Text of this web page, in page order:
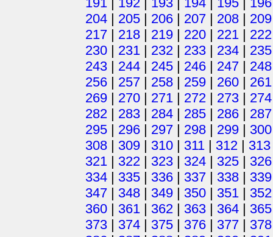
204 | 205 | 206 | 207 | 208 | 209
217 | 218 | 219 | 220 | 221 | 222
230 | 231 | 232 | 233 | 234 | 235
243 | 244 | 245 | 246 | 247 | 248
256 | 257 | 258 | 259 | 260 | 261
269 | 270 | 271 | 272 | 273 | 274
282 | 283 | 284 | 285 | 286 | 287
295 | 296 | 297 | 298 | 299 | 300
308 | 309 | 310 | 311 | 312 | 313
321 | 322 | 323 | 324 | 325 | 326
334 | 335 | 336 | 337 | 338 | 339
347 | 348 | 349 | 350 | 351 | 352
360 | 361 | 362 | 363 | 364 | 365
373 | 374 | 375 | 376 | 377 | 378